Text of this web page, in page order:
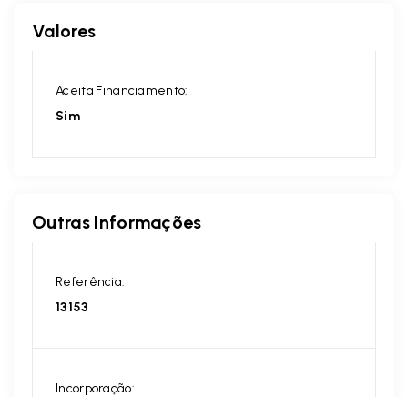
Valores
Aceita Financiamento:
Sim
Outras Informações
Referência:
13153
Incorporação: